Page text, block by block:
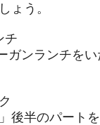
ょう。
チ
ガンランチを
後半のパート